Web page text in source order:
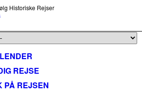
Historiske Rejser
REJSE
PÅ REJSEN